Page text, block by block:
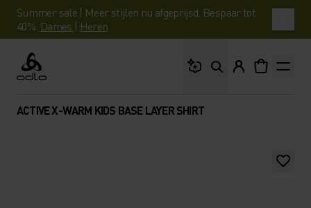
Summer sale | Meer stijlen nu afgeprijsd. Bespaar tot
40%. Dames | Heren
Odlo
ACTIVE X-WARM KIDS BASE LAYER SHIRT